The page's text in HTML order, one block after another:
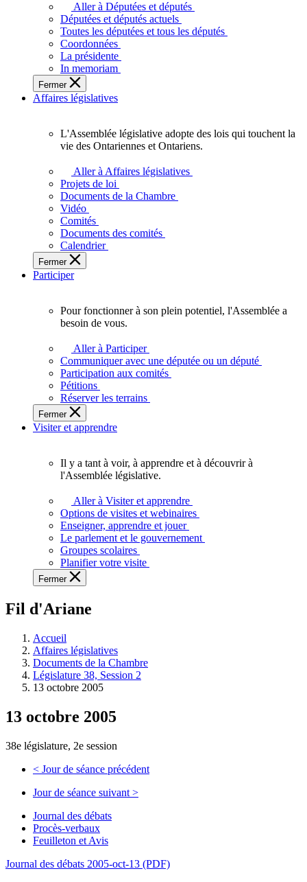
députés
vous
représentent
sein
de
l'Assemblée
législative
l'Ontario.
Aller à Députées et députés
Députées et députés actuels
Toutes les députées et tous les députés
Coordonnées
La présidente
In memoriam
Fermer
Affaires législatives
L'Assemblée
adopte
touchent
des
Ontariennes
et
L'Assemblée législative adopte des lois qui touchent la
vie des Ontariennes et Ontariens.
Aller à Affaires législatives
Projets de loi
Documents de la Chambre
Vidéo
Comités
Documents des comités
Calendrier
Fermer
Participer
plein
potentiel,
l'Assemblée
a
besoin
de
Pour fonctionner à son plein potentiel, l'Assemblée a
besoin de vous.
Aller à Participer
Communiquer avec une députée ou un député
Participation aux comités
Pétitions
Réserver les terrains
Fermer
Visiter et apprendre
voir,
apprendre
et
à
à
législative.
Il y a tant à voir, à apprendre et à découvrir à
l'Assemblée législative.
Aller à Visiter et apprendre
Options de visites et webinaires
Enseigner, apprendre et jouer
Le parlement et le gouvernement
Groupes scolaires
Planifier votre visite
Fermer
Fil d'Ariane
Accueil
Affaires législatives
Documents de la Chambre
Législature 38, Session 2
13 octobre 2005
13 octobre 2005
38e législature, 2e session
< Jour de séance précédent
Jour de séance suivant >
Journal des débats
Procès-verbaux
Feuilleton et Avis
Journal des débats 2005-oct-13 (PDF)